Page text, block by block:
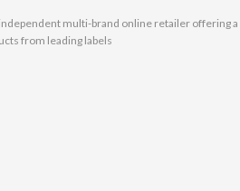
independent multi-brand online retailer offering a
from leading labels.